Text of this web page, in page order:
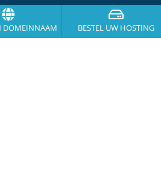
DOMEINNAAM BESTEL UW HOSTING